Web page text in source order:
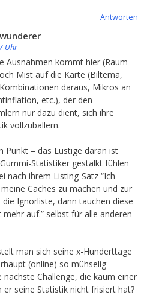
Antworten
Uhr
Ausnahmen kommt hier (Raum
Mist auf die Karte (Biltema,
daraus, Mikros an
etc.), der den
nur dazu dient, sich ihre
vollzuballern.
Punkt – das Lustige daran ist
Statistiker gestalkt fühlen
nach ihrem Listing-Satz “Ich
Caches zu machen und zur
Ignorliste, dann tauchen diese
mehr auf.” selbst für alle anderen
man sich seine x-Hunderttage
(online) so mühselig
nächste Challenge, die kaum einer
er seine Statistik nicht frisiert hat?